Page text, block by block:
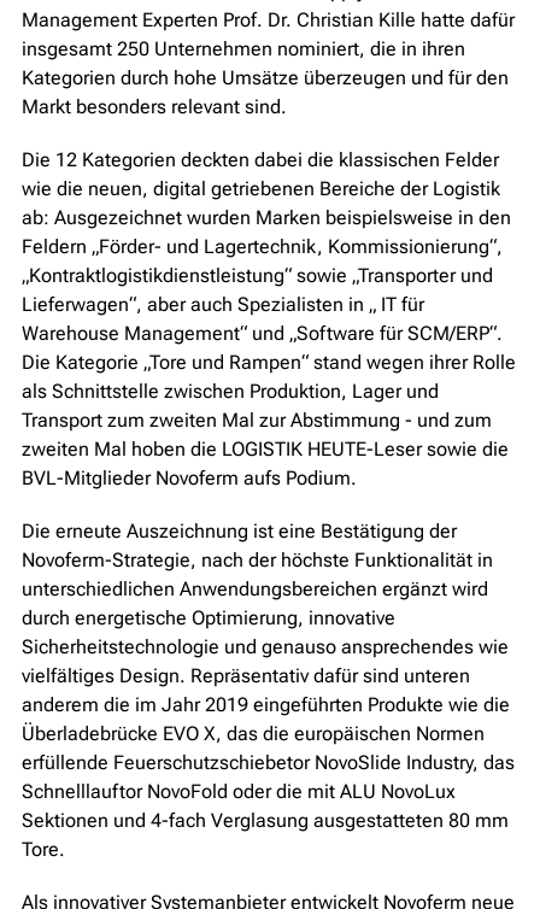
Management Experten Prof. Dr. Christian Kille hatte dafür
insgesamt 250 Unternehmen nominiert, die in ihren
Kategorien durch hohe Umsätze überzeugen und für den
Markt besonders relevant sind.
Die 12 Kategorien deckten dabei die klassischen Felder
wie die neuen, digital getriebenen Bereiche der Logistik
ab: Ausgezeichnet wurden Marken beispielsweise in den
Feldern „Förder- und Lagertechnik, Kommissionierung“,
„Kontraktlogistikdienstleistung“ sowie „Transporter und
Lieferwagen“, aber auch Spezialisten in „ IT für
Warehouse Management“ und „Software für SCM/ERP“.
Die Kategorie „Tore und Rampen“ stand wegen ihrer Rolle
als Schnittstelle zwischen Produktion, Lager und
Transport zum zweiten Mal zur Abstimmung - und zum
zweiten Mal hoben die LOGISTIK HEUTE-Leser sowie die
BVL-Mitglieder Novoferm aufs Podium.
Die erneute Auszeichnung ist eine Bestätigung der
Novoferm-Strategie, nach der höchste Funktionalität in
unterschiedlichen Anwendungsbereichen ergänzt wird
durch energetische Optimierung, innovative
Sicherheitstechnologie und genauso ansprechendes wie
vielfältiges Design. Repräsentativ dafür sind unteren
anderem die im Jahr 2019 eingeführten Produkte wie die
Überladebrücke EVO X, das die europäischen Normen
erfüllende Feuerschutzschiebetor NovoSlide Industry, das
Schnelllauftor NovoFold oder die mit ALU NovoLux
Sektionen und 4-fach Verglasung ausgestatteten 80 mm
Tore.
Als innovativer Systemanbieter entwickelt Novoferm neue